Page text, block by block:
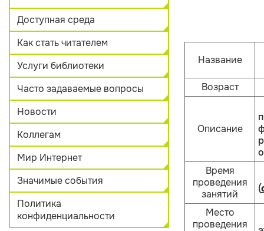
Доступная среда
Как стать читателем
Услуги библиотеки
Часто задаваемые вопросы
Новости
Коллегам
Мир Интернет
Значимые события
Политика
конфиденциальности
Название
Возраст
Описание
Время
проведения
занятий
(
Место
проведения